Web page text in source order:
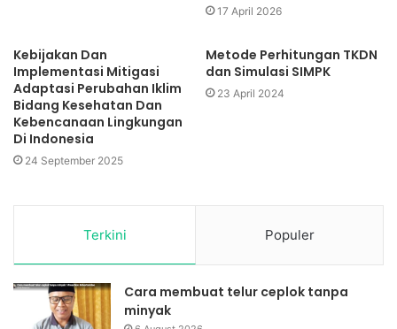
17 April 2026
Kebijakan Dan
Implementasi Mitigasi
Adaptasi Perubahan Iklim
Bidang Kesehatan Dan
Kebencanaan Lingkungan
Di Indonesia
24 September 2025
Metode Perhitungan TKDN
dan Simulasi SIMPK
23 April 2024
Terkini Populer
Cara membuat telur ceplok tanpa
minyak